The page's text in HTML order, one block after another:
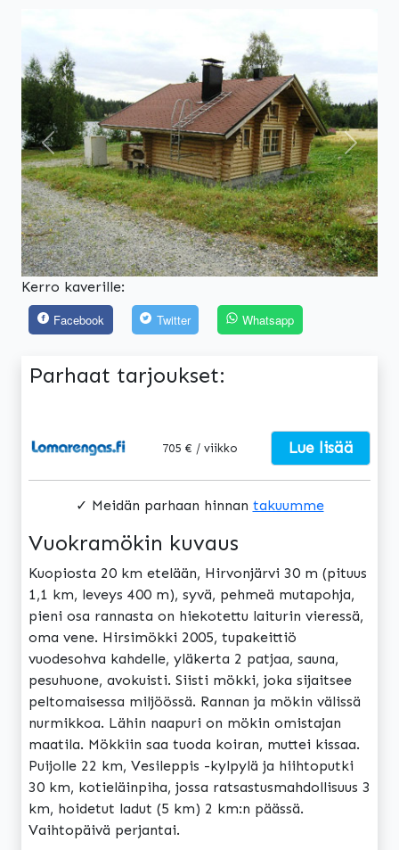
Edellinen
Kerro kaverille:
Facebook
Twitter Whatsapp
Parhaat tarjoukset:
705 € / viikko Lue lisää
✓ Meidän parhaan hinnan takuumme
Vuokramökin kuvaus
Kuopiosta 20 km etelään, Hirvonjärvi 30 m (pituus
1,1 km, leveys 400 m), syvä, pehmeä mutapohja,
pieni osa rannasta on hiekotettu laiturin vieressä,
oma vene. Hirsimökki 2005, tupakeittiö
vuodesohva kahdelle, yläkerta 2 patjaa, sauna,
pesuhuone, avokuisti. Siisti mökki, joka sijaitsee
peltomaisessa miljöössä. Rannan ja mökin välissä
nurmikkoa. Lähin naapuri on mökin omistajan
maatila. Mökkiin saa tuoda koiran, muttei kissaa.
Puijolle 22 km, Vesileppis -kylpylä ja hiihtoputki
30 km, kotieläinpiha, jossa ratsastusmahdollisuus 3
km, hoidetut ladut (5 km) 2 km:n päässä.
Vaihtopäivä perjantai.